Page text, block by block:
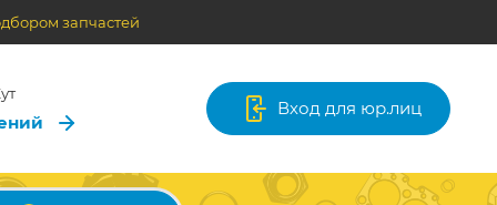
запчастей
Вход для юр.лиц